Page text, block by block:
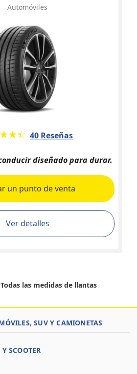
Automóviles
40 Reseñas
diseñado para durar.
un punto de venta
Ver detalles
Todas las medidas de llantas
SUV Y CAMIONETAS
SCOOTER